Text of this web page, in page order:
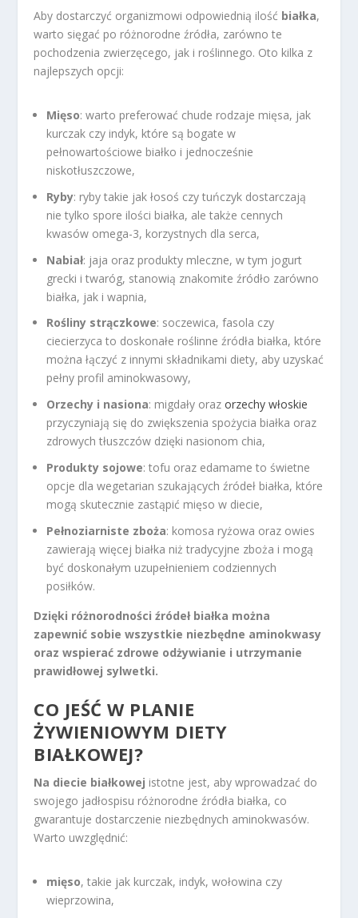
Aby dostarczyć organizmowi odpowiednią ilość białka,
warto sięgać po różnorodne źródła, zarówno te
pochodzenia zwierzęcego, jak i roślinnego. Oto kilka z
najlepszych opcji:
Mięso: warto preferować chude rodzaje mięsa, jak
kurczak czy indyk, które są bogate w
pełnowartościowe białko i jednocześnie
niskotłuszczowe,
Ryby: ryby takie jak łosoś czy tuńczyk dostarczają
nie tylko spore ilości białka, ale także cennych
kwasów omega-3, korzystnych dla serca,
Nabiał: jaja oraz produkty mleczne, w tym jogurt
grecki i twaróg, stanowią znakomite źródło zarówno
białka, jak i wapnia,
Rośliny strączkowe: soczewica, fasola czy
ciecierzyca to doskonałe roślinne źródła białka, które
można łączyć z innymi składnikami diety, aby uzyskać
pełny profil aminokwasowy,
Orzechy i nasiona: migdały orazorzechy włoskie
przyczyniają się do zwiększenia spożycia białka oraz
zdrowych tłuszczów dzięki nasionom chia,
Produkty sojowe: tofu oraz edamame to świetne
opcje dla wegetarian szukających źródeł białka, które
mogą skutecznie zastąpić mięso w diecie,
Pełnoziarniste zboża: komosa ryżowa oraz owies
zawierają więcej białka niż tradycyjne zboża i mogą
być doskonałym uzupełnieniem codziennych
posiłków.
Dzięki różnorodności źródeł białka można
zapewnić sobie wszystkie niezbędne aminokwasy
oraz wspierać zdrowe odżywianie i utrzymanie
prawidłowej sylwetki.
CO JEŚĆ W PLANIE
ŻYWIENIOWYM DIETY
BIAŁKOWEJ?
Na diecie białkowej istotne jest, aby wprowadzać do
swojego jadłospisu różnorodne źródła białka, co
gwarantuje dostarczenie niezbędnych aminokwasów.
Warto uwzględnić:
mięso, takie jak kurczak, indyk, wołowina czy
wieprzowina,